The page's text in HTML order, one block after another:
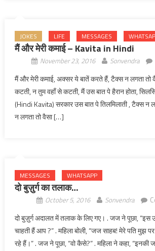
JOKES LIFE MESSAGES
मैं और मेरी कमाई – Kavita in Hindi
November 23, 2016 Sonvendra
मैं और मेरी कमाई, अक्सर ये बातें करते हैं, टैक्स न लगता तो
कटती, न तुम वहाँ से कटती, मैं उस बात पे हैरान होता,
(Hindi Kavita) सरकार उस बात पे तिलमिलाती , टैक्स न
न लगता तो वैसा […]
MESSAGES WHATSAPP
दो बुज़ुर्ग का तलाक…
October 5, 2016 Sonvendra
दो बुज़ुर्ग अदालत में तलाक के लिए गए। . जज ने पूछा, “इस
चाहती हैं आप ?” . महिला बोली, “जज साहब! मेरे पति मुझ
रहे हैं।” . जज ने पूछा, “वो कैसे?” . महिला ने कहा, “इनकी